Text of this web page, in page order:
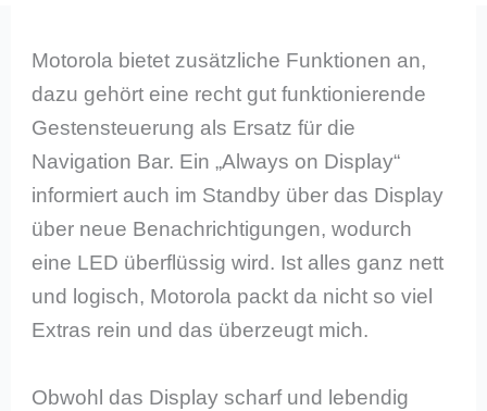
Motorola bietet zusätzliche Funktionen an,
dazu gehört eine recht gut funktionierende
Gestensteuerung als Ersatz für die
Navigation Bar. Ein „Always on Display“
informiert auch im Standby über das Display
über neue Benachrichtigungen, wodurch
eine LED überflüssig wird. Ist alles ganz nett
und logisch, Motorola packt da nicht so viel
Extras rein und das überzeugt mich.
Obwohl das Display scharf und lebendig